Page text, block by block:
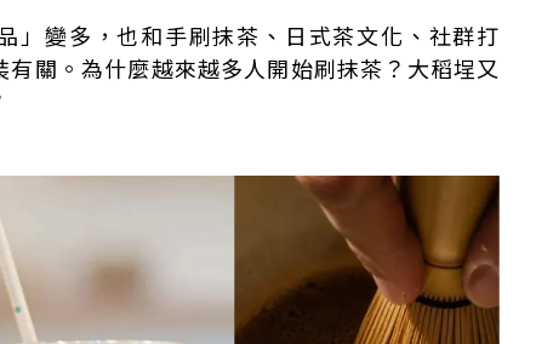
」變多，也和手刷抹茶、日式茶文化、社群打
關。為什麼越來越多人開始刷抹茶？大稻埕又